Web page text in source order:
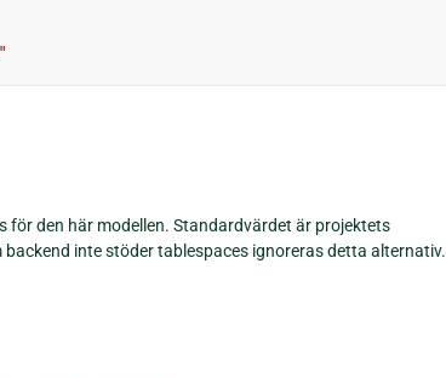
för den här modellen. Standardvärdet är projektets
inte stöder tablespaces ignoreras detta alternativ.